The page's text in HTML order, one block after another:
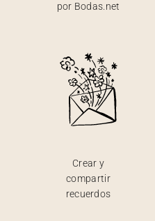
por Bodas.net
Crear y
compartir
recuerdos